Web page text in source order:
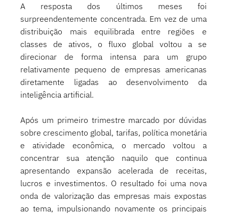
A resposta dos últimos meses foi
surpreendentemente concentrada. Em vez de uma
distribuição mais equilibrada entre regiões e
classes de ativos, o fluxo global voltou a se
direcionar de forma intensa para um grupo
relativamente pequeno de empresas americanas
diretamente ligadas ao desenvolvimento da
inteligência artificial.
Após um primeiro trimestre marcado por dúvidas
sobre crescimento global, tarifas, política monetária
e atividade econômica, o mercado voltou a
concentrar sua atenção naquilo que continua
apresentando expansão acelerada de receitas,
lucros e investimentos. O resultado foi uma nova
onda de valorização das empresas mais expostas
ao tema, impulsionando novamente os principais